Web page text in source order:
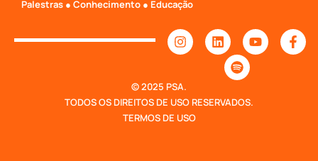
Palestras ● Conhecimento ● Educação
© 2025 PSA.
TODOS OS DIREITOS DE USO RESERVADOS.
TERMOS DE USO